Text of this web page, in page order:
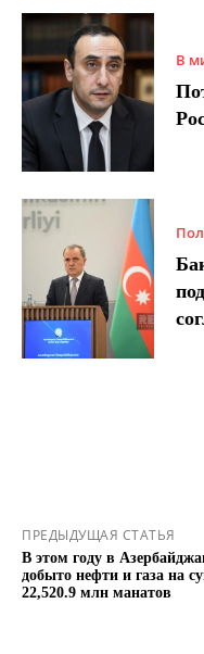
В
ПРЕДЫДУЩАЯ СТАТЬЯ
В этом году в
добыто нефти и газа на
22,520.9 млн манатов